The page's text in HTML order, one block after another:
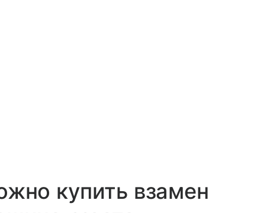
купить взамен